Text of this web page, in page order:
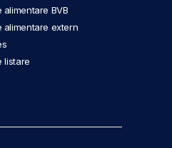
alimentare BVB
alimentare extern
listare